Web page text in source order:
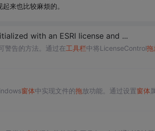
来也比较麻烦的。
with an ESRI license and ...
警告的方法。通过在工具栏中将LicenseControl拖
窗体中实现文件的拖放功能。通过设置窗体